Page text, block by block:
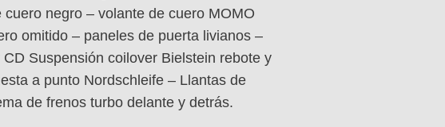
negro – volante de cuero MOMO
omitido – paneles de puerta livianos –
Suspensión coilover Bielstein rebote y
a punto Nordschleife – Llantas de
de frenos turbo delante y detrás.